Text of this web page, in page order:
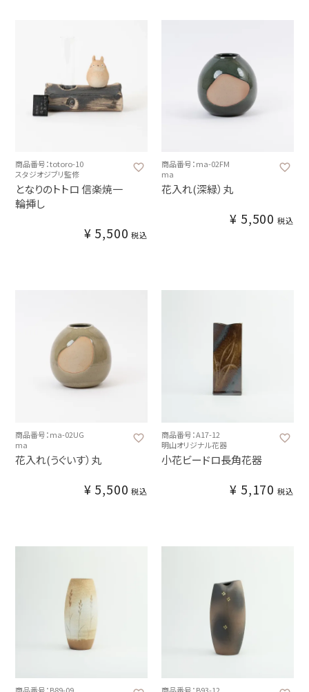
商品番号：totoro-10
スタジオジブリ監修
となりのトトロ 信楽焼一
輪挿し
¥ 5,500 税込
商品番号：ma-02FM
ma
花入れ(深緑）丸
¥ 5,500 税込
商品番号：ma-02UG
ma
花入れ(うぐいす）丸
¥ 5,500 税込
商品番号：A17-12
明山オリジナル花器
小花ビードロ長角花器
¥ 5,170 税込